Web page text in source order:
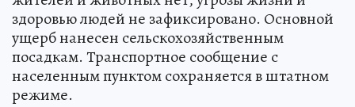
здоровью людей не зафиксировано. Основной
ущерб нанесен сельскохозяйственным
посадкам. Транспортное сообщение с
населенным пунктом сохраняется в штатном
режиме.